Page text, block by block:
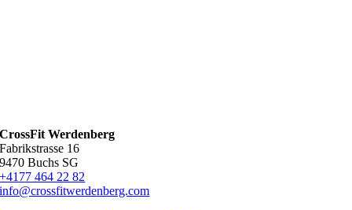
CrossFit Werdenberg
Fabrikstrasse 16
9470 Buchs SG
+4177 464 22 82
info@crossfitwerdenberg.com